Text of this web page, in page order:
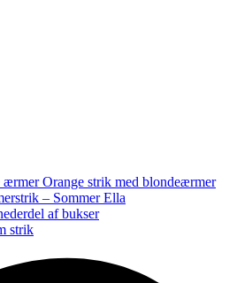
Orange strik med blondeærmer
– Sommer Ella
af bukser
strik